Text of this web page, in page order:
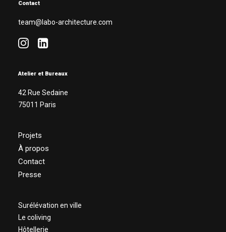
Contact
team@labo-architecture.com
Atelier et Bureaux
42 Rue Sedaine
75011 Paris
Projets
À propos
Contact
Presse
Surélévation en ville
Le coliving
Hôtellerie